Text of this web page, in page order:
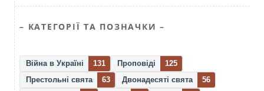
– КАТЕГОРІЇ ТА ПОЗНАЧКИ –
Війна в Україні 131 Проповіді
125
Престольні свята
63 Двонадесяті свята
56